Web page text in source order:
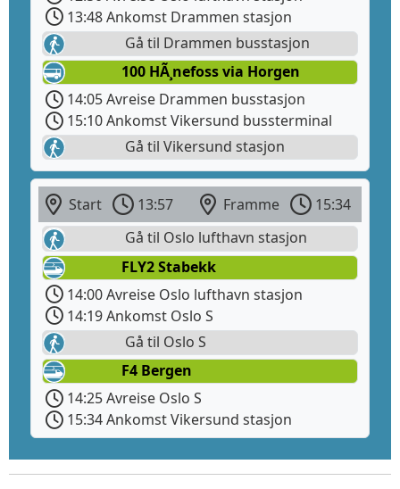
13:48 Ankomst Drammen stasjon
Gå til Drammen busstasjon
100 HÃ¸nefoss via Horgen
14:05 Avreise Drammen busstasjon
15:10 Ankomst Vikersund bussterminal
Gå til Vikersund stasjon
Start 13:57 Framme
15:34
Gå til Oslo lufthavn stasjon
FLY2 Stabekk
14:00 Avreise Oslo lufthavn stasjon
14:19 Ankomst Oslo S
Gå til Oslo S
F4 Bergen
14:25 Avreise Oslo S
15:34 Ankomst Vikersund stasjon